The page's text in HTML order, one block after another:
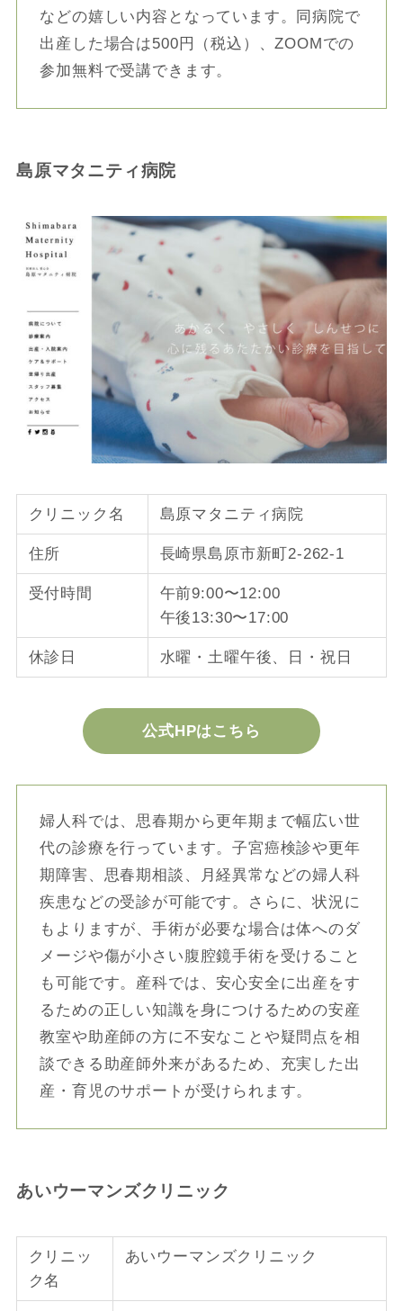
などの嬉しい内容となっています。同病院で
出産した場合は500円（税込）、ZOOMでの
参加無料で受講できます。
島原マタニティ病院
クリニック名 島原マタニティ病院
住所 長崎県島原市新町2-262-1
受付時間
午前9:00〜12:00
午後13:30〜17:00
休診日 水曜・土曜午後、日・祝日
公式HPはこちら
婦人科では、思春期から更年期まで幅広い世
代の診療を行っています。子宮癌検診や更年
期障害、思春期相談、月経異常などの婦人科
疾患などの受診が可能です。さらに、状況に
もよりますが、手術が必要な場合は体へのダ
メージや傷が小さい腹腔鏡手術を受けること
も可能です。産科では、安心安全に出産をす
るための正しい知識を身につけるための安産
教室や助産師の方に不安なことや疑問点を相
談できる助産師外来があるため、充実した出
産・育児のサポートが受けられます。
あいウーマンズクリニック
クリニッ
ク名
あいウーマンズクリニック